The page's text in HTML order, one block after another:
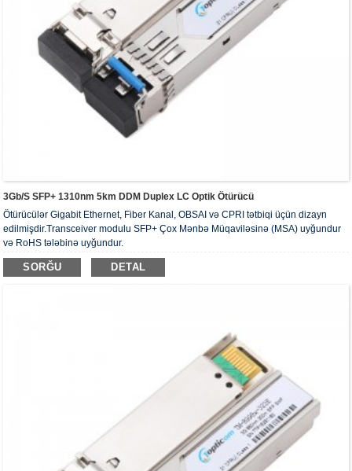
3Gb/s SFP+ 1310nm 5km DDM Duplex LC Optik Ötürücü
Ötürücülər Gigabit Ethernet, Fiber Kanal, OBSAI və CPRI tətbiqi üçün dizayn
edilmişdir.Transceiver modulu SFP+ Çox Mənbə Müqaviləsinə (MSA) uyğundur
və RoHS tələbinə uyğundur.
SORĞU DETAL